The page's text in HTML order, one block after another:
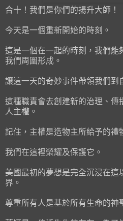
合十！我們是你們的揚升大師！
今天是一個重新開始的時刻。
這是一個在一起的時刻，我們能
我們周圍形成。
讓這一天的奇妙事件帶領我們到
這種職責會去創建新的治理、傳
人主權。
記住，主權是造物主所給予的禮
我們在這裡榮耀及保護它。
美國最初的夢想是完全沉浸在這
界。
尊重所有人是基於所有生命的神